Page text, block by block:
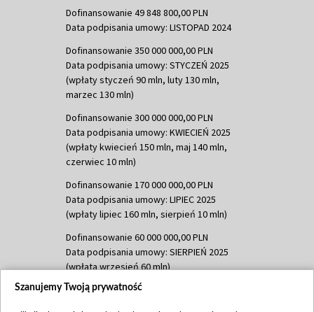
Dofinansowanie 49 848 800,00 PLN
Data podpisania umowy: LISTOPAD 2024
Dofinansowanie 350 000 000,00 PLN
Data podpisania umowy: STYCZEŃ 2025
(wpłaty styczeń 90 mln, luty 130 mln,
marzec 130 mln)
Dofinansowanie 300 000 000,00 PLN
Data podpisania umowy: KWIECIEŃ 2025
(wpłaty kwiecień 150 mln, maj 140 mln,
czerwiec 10 mln)
Dofinansowanie 170 000 000,00 PLN
Data podpisania umowy: LIPIEC 2025
(wpłaty lipiec 160 mln, sierpień 10 mln)
Dofinansowanie 60 000 000,00 PLN
Data podpisania umowy: SIERPIEŃ 2025
(wpłata wrzesień 60 mln)
Dofinansowanie 635 783 051,21 PLN
Szanujemy Twoją prywatność